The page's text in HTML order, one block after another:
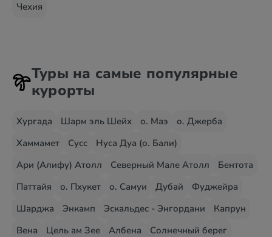
Чехия
Туры на самые популярные
курорты
Хургада Шарм эль Шейх о. Маэ
о. Джерба
Хаммамет
Сусс
Нуса Дуа (о. Бали)
Ари (Алифу) Атолл
Северный Мале Атолл
Бентота
Паттайя
о. Пхукет о. Самуи Дубай
Фуджейра
Шарджа
Энкамп Эскальдес - Энгордани
Капрун
Вена
Цель ам Зее Албена
Солнечный берег